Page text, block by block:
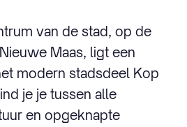
van de stad, op de
Maas, ligt een
modern stadsdeel Kop
je je tussen alle
en opgeknapte